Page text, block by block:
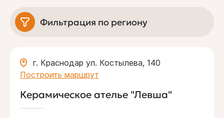
Фильтрация по региону
г. Краснодар ул. Костылева, 140
Построить маршрут
Керамическое ателье "Левша"